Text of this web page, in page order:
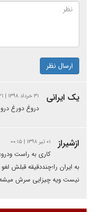
ارسال نظر
یک ایرانی ۳۱ خرداد ۱۳۹۸ | ۲۲:۲۱
دروغ دورغ
ازشیراز ۰۱ تیر ۱۳۹۸ | ۰۰:۱۵
کاری به راست
به ایران را؛چنددقیقه قبلش
نیست ویه چیزایی سرش